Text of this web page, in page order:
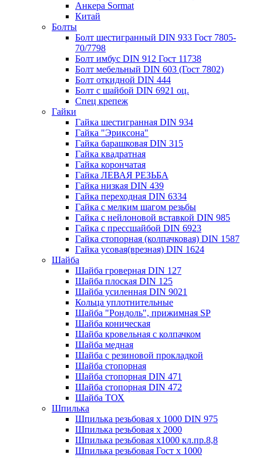
Анкера Sormat
Китай
Болты
Болт шестигранный DIN 933 Гост 7805-
70/7798
Болт имбус DIN 912 Гост 11738
Болт мебельный DIN 603 (Гост 7802)
Болт откидной DIN 444
Болт с шайбой DIN 6921 оц.
Спец крепеж
Гайки
Гайка шестигранная DIN 934
Гайка "Эриксона"
Гайка барашковая DIN 315
Гайка квадратная
Гайка корончатая
Гайка ЛЕВАЯ РЕЗЬБА
Гайка низкая DIN 439
Гайка переходная DIN 6334
Гайка с мелким шагом резьбы
Гайка с нейлоновой вставкой DIN 985
Гайка с прессшайбой DIN 6923
Гайка стопорная (колпачковая) DIN 1587
Гайка усовая(врезная) DIN 1624
Шайба
Шайба гроверная DIN 127
Шайба плоская DIN 125
Шайба усиленная DIN 9021
Кольца уплотнительные
Шайба "Рондоль", прижимная SP
Шайба коническая
Шайба кровельная с колпачком
Шайба медная
Шайба с резиновой прокладкой
Шайба стопорная
Шайба стопорная DIN 471
Шайба стопорная DIN 472
Шайба ТОХ
Шпилька
Шпилька резьбовая х 1000 DIN 975
Шпилька резьбовая х 2000
Шпилька резьбовая х1000 кл.пр.8,8
Шпилька резьбовая Гост х 1000